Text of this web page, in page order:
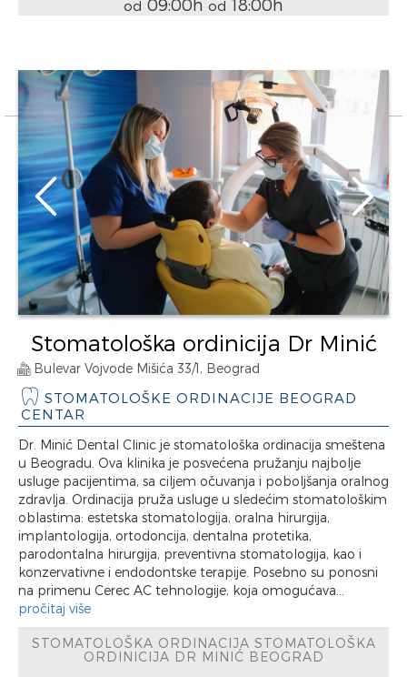
od 09:00h od 18:00h
Stomatološka ordinicija Dr Minić
Bulevar Vojvode Mišića 33/1, Beograd
STOMATOLOŠKE ORDINACIJE BEOGRAD
CENTAR
Dr. Minić Dental Clinic je stomatološka ordinacija smeštena
u Beogradu. Ova klinika je posvećena pružanju najbolje
usluge pacijentima, sa ciljem očuvanja i poboljšanja oralnog
zdravlja. Ordinacija pruža usluge u sledećim stomatološkim
oblastima: estetska stomatologija, oralna hirurgija,
implantologija, ortodoncija, dentalna protetika,
parodontalna hirurgija, preventivna stomatologija, kao i
konzervativne i endodontske terapije. Posebno su ponosni
na primenu Cerec AC tehnologije, koja omogućava...
pročitaj više
STOMATOLOŠKA ORDINACIJA STOMATOLOŠKA
ORDINICIJA DR MINIĆ BEOGRAD